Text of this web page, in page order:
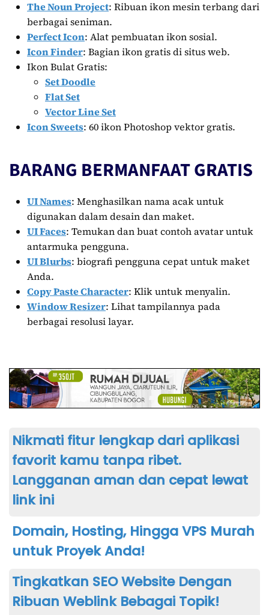
The Noun Project: Ribuan ikon mesin terbang dari
berbagai seniman.
Perfect Icon: Alat pembuatan ikon sosial.
Icon Finder: Bagian ikon gratis di situs web.
Ikon Bulat Gratis:
Set Doodle
Flat Set
Vector Line Set
Icon Sweets: 60 ikon Photoshop vektor gratis.
BARANG BERMANFAAT GRATIS
UI Names: Menghasilkan nama acak untuk
digunakan dalam desain dan maket.
UI Faces: Temukan dan buat contoh avatar untuk
antarmuka pengguna.
UI Blurbs: biografi pengguna cepat untuk maket
Anda.
Copy Paste Character: Klik untuk menyalin.
Window Resizer: Lihat tampilannya pada
berbagai resolusi layar.
Nikmati fitur lengkap dari aplikasi
favorit kamu tanpa ribet.
Langganan aman dan cepat lewat
link ini
Domain, Hosting, Hingga VPS Murah
untuk Proyek Anda!
Tingkatkan SEO Website Dengan
Ribuan Weblink Bebagai Topik!